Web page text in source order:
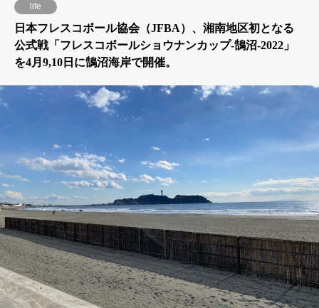
life
日本フレスコボール協会（JFBA）、湘南地区初となる
公式戦「フレスコボールショウナンカップ-鵠沼-2022」
を4月9,10日に鵠沼海岸で開催。